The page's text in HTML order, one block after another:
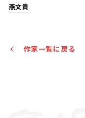
燕文貴
JPY 100,000 - 200,000
公開終了
作家一覧に戻る